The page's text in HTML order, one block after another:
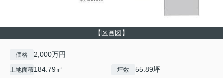
【区画図】
価格 2,000万円
土地面積184.79㎡ 坪数 55.89坪